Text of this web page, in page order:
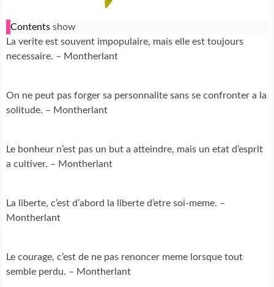
Contents show
La verite est souvent impopulaire, mais elle est toujours
necessaire. – Montherlant
On ne peut pas forger sa personnalite sans se confronter a la
solitude. – Montherlant
Le bonheur n’est pas un but a atteindre, mais un etat d’esprit
a cultiver. – Montherlant
La liberte, c’est d’abord la liberte d’etre soi-meme. –
Montherlant
Le courage, c’est de ne pas renoncer meme lorsque tout
semble perdu. – Montherlant